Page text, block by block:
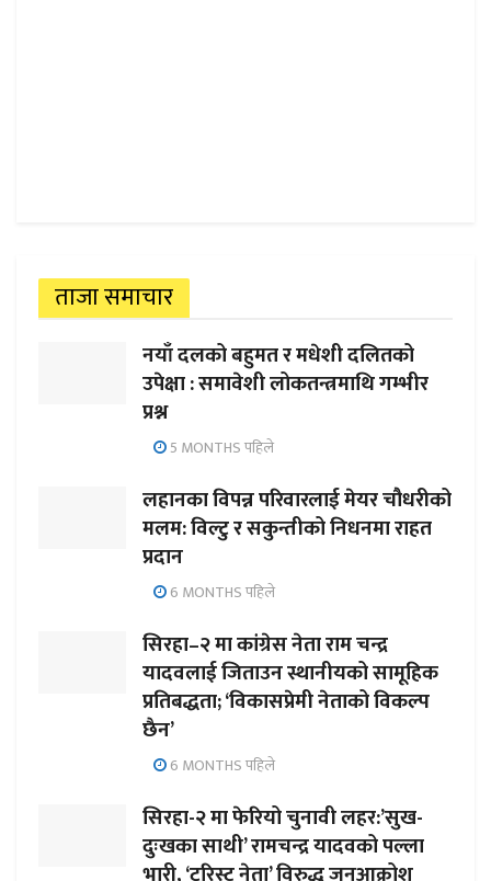
ताजा समाचार
नयाँ दलको बहुमत र मधेशी दलितको
उपेक्षा : समावेशी लोकतन्त्रमाथि गम्भीर
प्रश्न
5 MONTHS पहिले
लहानका विपन्न परिवारलाई मेयर चौधरीको
मलम: विल्टु र सकुन्तीको निधनमा राहत
प्रदान
6 MONTHS पहिले
सिरहा–२ मा कांग्रेस नेता राम चन्द्र
यादवलाई जिताउन स्थानीयको सामूहिक
प्रतिबद्धता; ‘विकासप्रेमी नेताको विकल्प
छैन’
6 MONTHS पहिले
सिरहा-२ मा फेरियो चुनावी लहर:’सुख-
दुःखका साथी’ रामचन्द्र यादवको पल्ला